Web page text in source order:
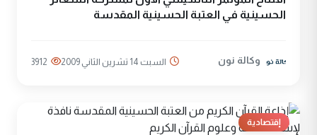
الحسينية في العتبة الحسينية المقدسة
وكالة نون السبت 14 تشرين الثاني 2009 3912
إقتصادية